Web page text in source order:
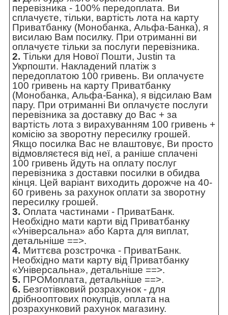
перевізника - 100% передоплата. Ви
сплачуєте, тільки, вартість лота на карту
Приватбанку (Монобанка, Альфа-Банка), я
висилаю Вам посилку. При отриманні ви
оплачуєте тільки за послуги перевізника.
2. Тільки для Нової Пошти, Justin та
Укрпошти. Накладений платіж з
передоплатою 100 гривень. Ви оплачуєте
100 гривень на карту Приватбанку
(Монобанка, Альфа-Банка), я відсилаю Вам
пару. При отриманні Ви оплачуєте послуги
перевізника за доставку до Вас + за
вартість лота з вирахуванням 100 гривень +
комісію за зворотну пересилку грошей.
Якщо посилка Вас не влаштовує, Ви просто
відмовляєтеся від неї, а раніше сплачені
100 гривень йдуть на оплату послуг
перевізника з доставки посилки в обидва
кінця. Цей варіант виходить дорожче на 40-
60 гривень за рахунок оплати за зворотну
пересилку грошей.
3. Оплата частинами - ПриватБанк.
Необхідно мати карти від Приватбанку
«Універсальна» або Карта для виплат,
детальніше ==>.
4. Миттєва розстрочка - ПриватБанк.
Необхідно мати карту від Приватбанку
«Універсальна», детальніше ==>.
5. ПРОМоплата, детальніше ==>.
6. Безготівковий розрахунок - для
дрібнооптових покупців, оплата на
розрахунковий рахунок магазину.